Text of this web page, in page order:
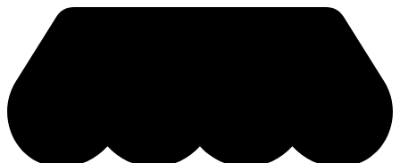
contenido